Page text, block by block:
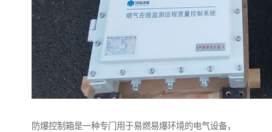
防爆控制箱是一种专门用于易燃易爆环境的电气设备，